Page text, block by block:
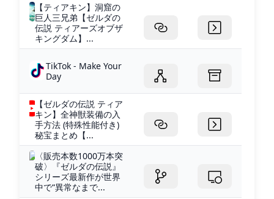
【ティアキン】洞窟の
巨人三兄弟【ゼルダの
伝説 ティアーズオブザ
キングダム】...
TikTok - Make Your
Day
【ゼルダの伝説 ティア
キン】全神獣装備の入
手方法 (特殊性能付き)
秘宝まとめ【...
〈販売本数1000万本突
破〉『ゼルダの伝説』
シリーズ最新作が世界
中で“異常なまで...